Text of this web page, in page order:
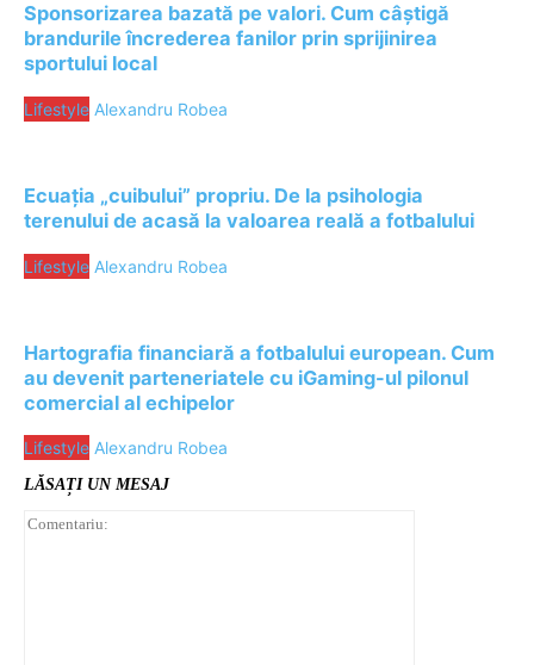
Sponsorizarea bazată pe valori. Cum câștigă
brandurile încrederea fanilor prin sprijinirea
sportului local
Lifestyle Alexandru Robea
Ecuația „cuibului” propriu. De la psihologia
terenului de acasă la valoarea reală a fotbalului
Lifestyle Alexandru Robea
Hartografia financiară a fotbalului european. Cum
au devenit parteneriatele cu iGaming-ul pilonul
comercial al echipelor
Lifestyle Alexandru Robea
LĂSAȚI UN MESAJ